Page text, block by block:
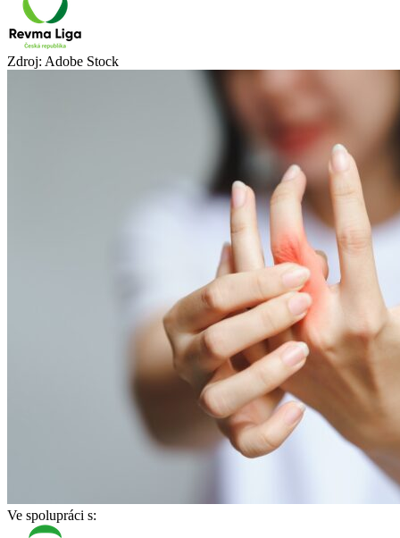
Zdroj: Adobe Stock
Ve spolupráci s: